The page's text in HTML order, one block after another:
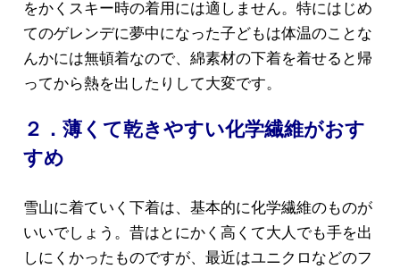
をかくスキー時の着用には適しません。特にはじめ
てのゲレンデに夢中になった子どもは体温のことな
んかには無頓着なので、綿素材の下着を着せると帰
ってから熱を出したりして大変です。
２．薄くて乾きやすい化学繊維がおす
すめ
雪山に着ていく下着は、基本的に化学繊維のものが
いいでしょう。昔はとにかく高くて大人でも手を出
しにくかったものですが、最近はユニクロなどのフ